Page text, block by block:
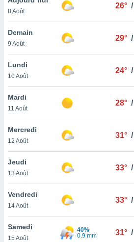
et
»,
au
vous
qu'ils
ou
le
ainsi
un
la
du
en
8 Août
26° /
Demain
9 Août
29° /
Lundi
10 Août
24° /
Mardi
11 Août
28° /
Mercredi
12 Août
31° /
Jeudi
13 Août
33° /
Vendredi
14 Août
33° /
Samedi
15 Août
40%
0.9 mm
31° /